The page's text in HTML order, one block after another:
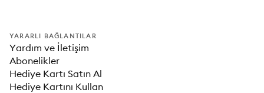
YARARLI BAĞLANTILAR
Yardım ve İletişim
Abonelikler
Hediye Kartı Satın Al
Hediye Kartını Kullan